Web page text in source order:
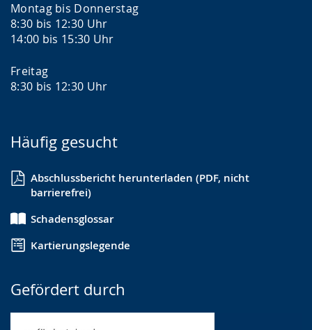
Montag bis Donnerstag
8:30 bis 12:30 Uhr
14:00 bis 15:30 Uhr
Freitag
8:30 bis 12:30 Uhr
Häufig gesucht
Abschlussbericht herunterladen (PDF, nicht
barrierefrei)
Schadensglossar
Kartierungslegende
Gefördert durch